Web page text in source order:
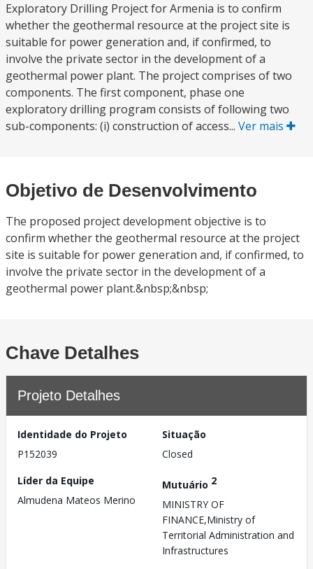
Exploratory Drilling Project for Armenia is to confirm
whether the geothermal resource at the project site is
suitable for power generation and, if confirmed, to
involve the private sector in the development of a
geothermal power plant. The project comprises of two
components. The first component, phase one
exploratory drilling program consists of following two
sub-components: (i) construction of access... Ver mais
Objetivo de Desenvolvimento
The proposed project development objective is to
confirm whether the geothermal resource at the project
site is suitable for power generation and, if confirmed, to
involve the private sector in the development of a
geothermal power plant.&nbsp;&nbsp;
Chave Detalhes
Projeto Detalhes
Identidade do Projeto
P152039
Situação
Closed
Líder da Equipe
Almudena Mateos Merino
Mutuário 2
MINISTRY OF
FINANCE,Ministry of
Territorial Administration and
Infrastructures